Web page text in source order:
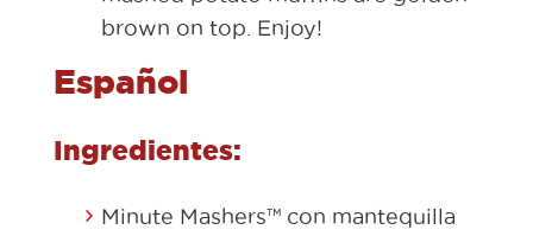
brown on top. Enjoy!
Español
Ingredientes:
Minute Mashers™ con mantequilla